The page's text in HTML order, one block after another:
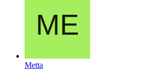
Metta